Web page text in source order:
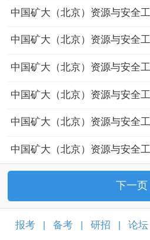
下一页
报考 备考 研招 论坛